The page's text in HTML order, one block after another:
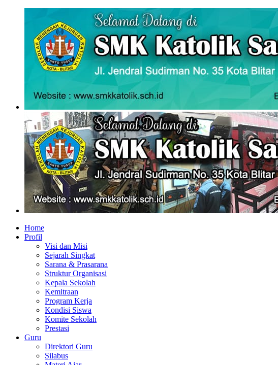
Home
Profil
Visi dan Misi
Sejarah Singkat
Sarana & Prasarana
Struktur Organisasi
Kepala Sekolah
Kemitraan
Program Kerja
Kondisi Siswa
Komite Sekolah
Prestasi
Guru
Direktori Guru
Silabus